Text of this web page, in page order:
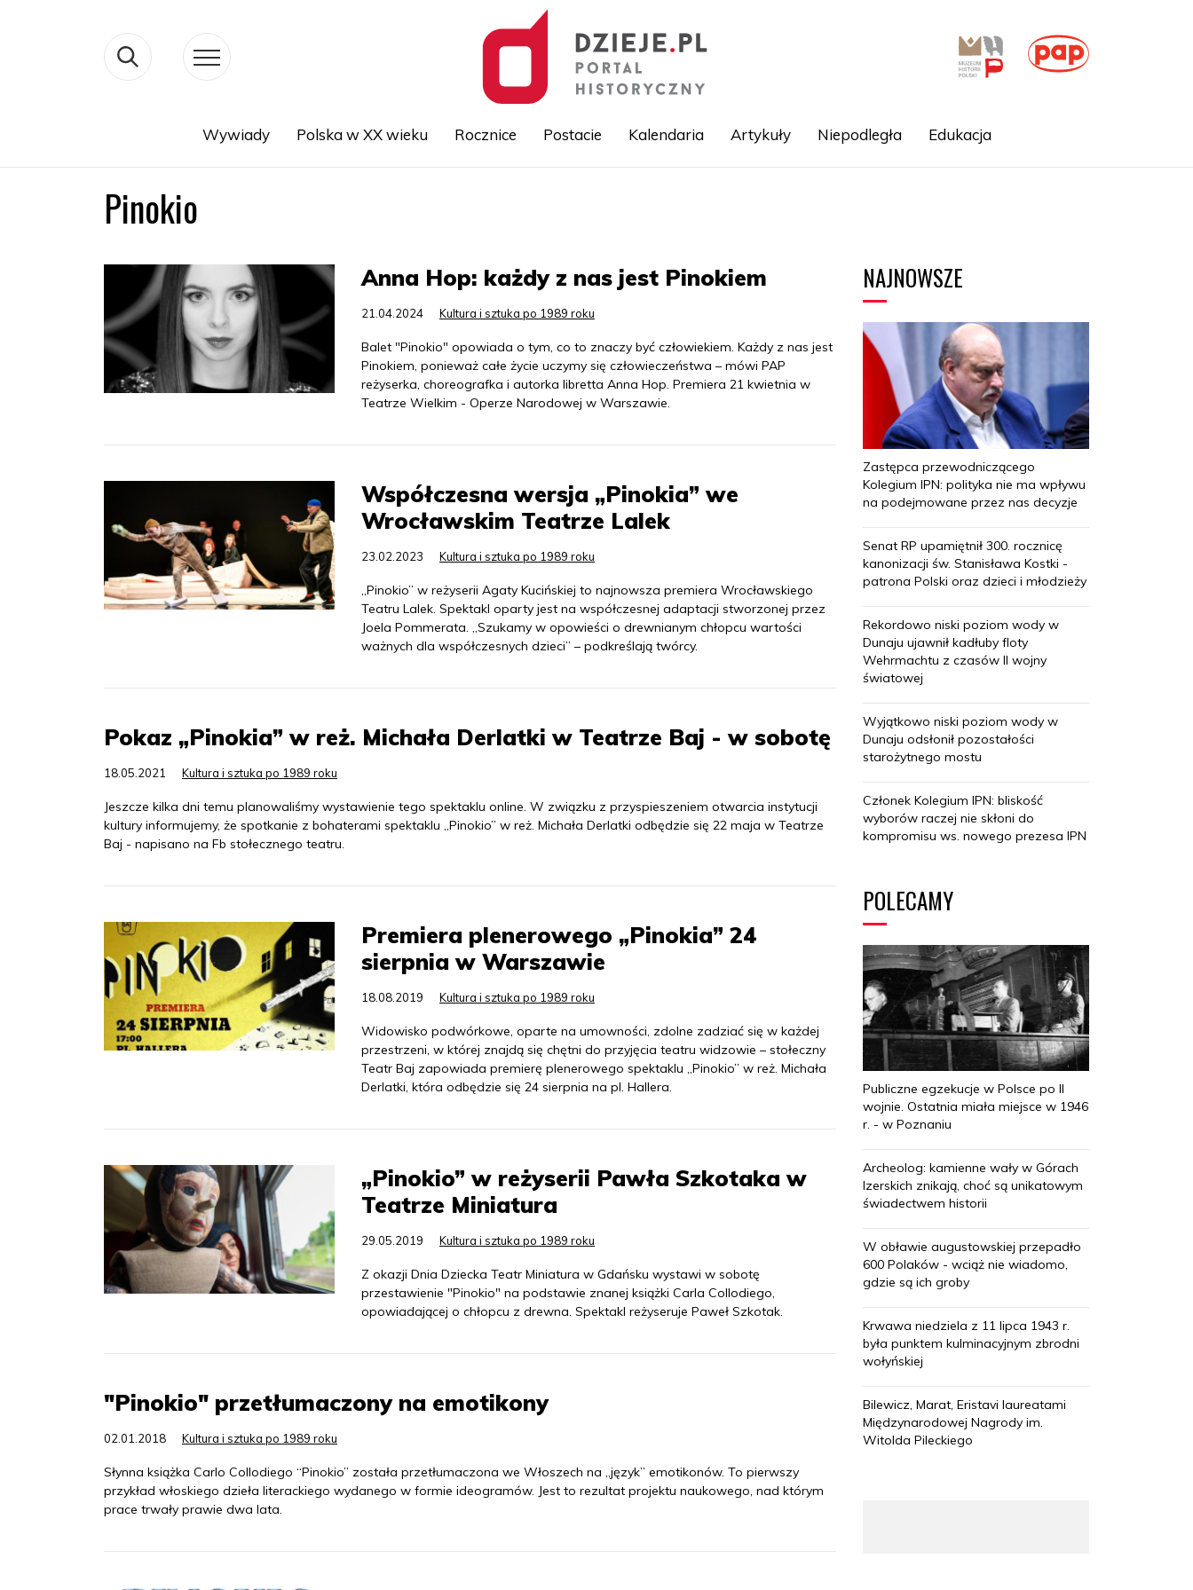
Wywiady Polska w XX wieku Rocznice Postacie Kalendaria Artykuły Niepodległa Edukacja
Pinokio
Anna Hop: każdy z nas jest Pinokiem
21.04.2024 Kultura i sztuka po 1989 roku
Balet "Pinokio" opowiada o tym, co to znaczy być człowiekiem. Każdy z nas jest
Pinokiem, ponieważ całe życie uczymy się człowieczeństwa – mówi PAP
reżyserka, choreografka i autorka libretta Anna Hop. Premiera 21 kwietnia w
Teatrze Wielkim - Operze Narodowej w Warszawie.
Współczesna wersja „Pinokia” we
Wrocławskim Teatrze Lalek
23.02.2023 Kultura i sztuka po 1989 roku
„Pinokio” w reżyserii Agaty Kucińskiej to najnowsza premiera Wrocławskiego
Teatru Lalek. Spektakl oparty jest na współczesnej adaptacji stworzonej przez
Joela Pommerata. „Szukamy w opowieści o drewnianym chłopcu wartości
ważnych dla współczesnych dzieci” – podkreślają twórcy.
Pokaz „Pinokia” w reż. Michała Derlatki w Teatrze Baj - w sobotę
18.05.2021 Kultura i sztuka po 1989 roku
Jeszcze kilka dni temu planowaliśmy wystawienie tego spektaklu online. W związku z przyspieszeniem otwarcia instytucji
kultury informujemy, że spotkanie z bohaterami spektaklu „Pinokio” w reż. Michała Derlatki odbędzie się 22 maja w Teatrze
Baj - napisano na Fb stołecznego teatru.
Premiera plenerowego „Pinokia” 24
sierpnia w Warszawie
18.08.2019 Kultura i sztuka po 1989 roku
Widowisko podwórkowe, oparte na umowności, zdolne zadziać się w każdej
przestrzeni, w której znajdą się chętni do przyjęcia teatru widzowie – stołeczny
Teatr Baj zapowiada premierę plenerowego spektaklu „Pinokio” w reż. Michała
Derlatki, która odbędzie się 24 sierpnia na pl. Hallera.
„Pinokio” w reżyserii Pawła Szkotaka w
Teatrze Miniatura
29.05.2019 Kultura i sztuka po 1989 roku
Z okazji Dnia Dziecka Teatr Miniatura w Gdańsku wystawi w sobotę
przestawienie "Pinokio" na podstawie znanej książki Carla Collodiego,
opowiadającej o chłopcu z drewna. Spektakl reżyseruje Paweł Szkotak.
"Pinokio" przetłumaczony na emotikony
02.01.2018 Kultura i sztuka po 1989 roku
Słynna książka Carlo Collodiego “Pinokio” została przetłumaczona we Włoszech na „język” emotikonów. To pierwszy
przykład włoskiego dzieła literackiego wydanego w formie ideogramów. Jest to rezultat projektu naukowego, nad którym
prace trwały prawie dwa lata.
NAJNOWSZE
Zastępca przewodniczącego
Kolegium IPN: polityka nie ma wpływu
na podejmowane przez nas decyzje
Senat RP upamiętnił 300. rocznicę
kanonizacji św. Stanisława Kostki -
patrona Polski oraz dzieci i młodzieży
Rekordowo niski poziom wody w
Dunaju ujawnił kadłuby floty
Wehrmachtu z czasów II wojny
światowej
Wyjątkowo niski poziom wody w
Dunaju odsłonił pozostałości
starożytnego mostu
Członek Kolegium IPN: bliskość
wyborów raczej nie skłoni do
kompromisu ws. nowego prezesa IPN
POLECAMY
Publiczne egzekucje w Polsce po II
wojnie. Ostatnia miała miejsce w 1946
r. - w Poznaniu
Archeolog: kamienne wały w Górach
Izerskich znikają, choć są unikatowym
świadectwem historii
W obławie augustowskiej przepadło
600 Polaków - wciąż nie wiadomo,
gdzie są ich groby
Krwawa niedziela z 11 lipca 1943 r.
była punktem kulminacyjnym zbrodni
wołyńskiej
Bilewicz, Marat, Eristavi laureatami
Międzynarodowej Nagrody im.
Witolda Pileckiego